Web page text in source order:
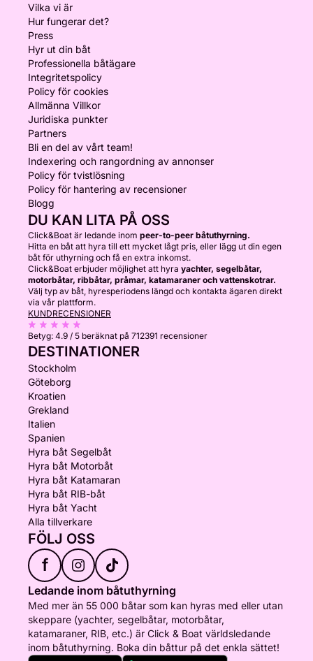
Vilka vi är
Hur fungerar det?
Press
Hyr ut din båt
Professionella båtägare
Integritetspolicy
Policy för cookies
Allmänna Villkor
Juridiska punkter
Partners
Bli en del av vårt team!
Indexering och rangordning av annonser
Policy för tvistlösning
Policy för hantering av recensioner
Blogg
DU KAN LITA PÅ OSS
Click&Boat är ledande inom peer-to-peer båtuthyrning.
Hitta en båt att hyra till ett mycket lågt pris, eller lägg ut din egen
båt för uthyrning och få en extra inkomst.
Click&Boat erbjuder möjlighet att hyra yachter, segelbåtar,
motorbåtar, ribbåtar, pråmar, katamaraner och vattenskotrar.
Välj typ av båt, hyresperiodens längd och kontakta ägaren direkt
via vår plattform.
KUNDRECENSIONER
Betyg: 4.9 / 5 beräknat på 712391 recensioner
DESTINATIONER
Stockholm
Göteborg
Kroatien
Grekland
Italien
Spanien
Hyra båt Segelbåt
Hyra båt Motorbåt
Hyra båt Katamaran
Hyra båt RIB-båt
Hyra båt Yacht
Alla tillverkare
FÖLJ OSS
f
Ledande inom båtuthyrning
Med mer än 55 000 båtar som kan hyras med eller utan
skeppare (yachter, segelbåtar, motorbåtar,
katamaraner, RIB, etc.) är Click & Boat världsledande
inom båtuthyrning. Boka din båttur på det enkla sättet!